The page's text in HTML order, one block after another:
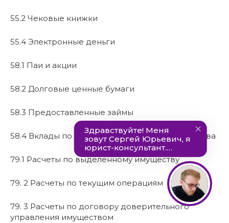
55.2 Чековые книжки
55.4 Электронные деньги
58.1 Паи и акции
58.2 Долговые ценные бумаги
58.3 Предоставленные займы
58.4 Вклады по договору простого товарищества
79.1 Расчеты по выделенному имуществу
79. 2 Расчеты по текущим операциям
79. 3 Расчеты по договору доверительного
управления имуществом